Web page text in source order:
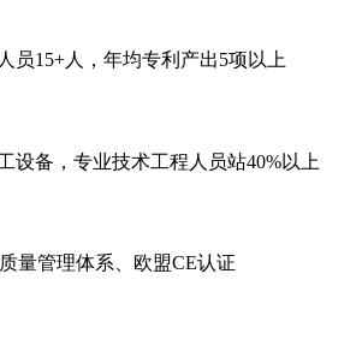
员15+人，年均专利产出5项以上
设备，专业技术工程人员站40%以上
量管理体系、欧盟CE认证